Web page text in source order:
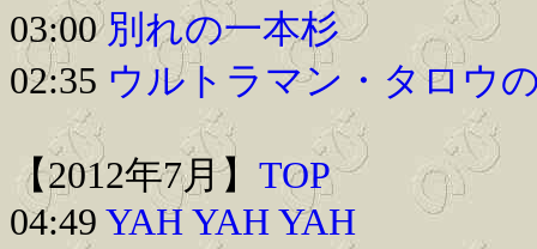
03:00別れの一本杉
02:35 ウルトラマン・タロウ
【2012年7月】 TOP
04:49 YAH YAH YAH